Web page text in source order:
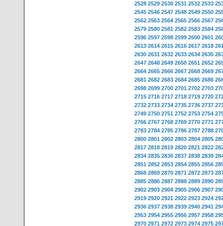
2528 2529 2530 2531 2532 2533
2545 2546 2547 2548 2549 2550
2562 2563 2564 2565 2566 2567
2579 2580 2581 2582 2583 2584
2596 2597 2598 2599 2600 2601
2613 2614 2615 2616 2617 2618
2630 2631 2632 2633 2634 2635
2647 2648 2649 2650 2651 2652
2664 2665 2666 2667 2668 2669
2681 2682 2683 2684 2685 2686
2698 2699 2700 2701 2702 2703
2715 2716 2717 2718 2719 2720
2732 2733 2734 2735 2736 2737
2749 2750 2751 2752 2753 2754
2766 2767 2768 2769 2770 2771
2783 2784 2785 2786 2787 2788
2800 2801 2802 2803 2804 2805
2817 2818 2819 2820 2821 2822
2834 2835 2836 2837 2838 2839
2851 2852 2853 2854 2855 2856
2868 2869 2870 2871 2872 2873
2885 2886 2887 2888 2889 2890
2902 2903 2904 2905 2906 2907
2919 2920 2921 2922 2923 2924
2936 2937 2938 2939 2940 2941
2953 2954 2955 2956 2957 2958
2970 2971 2972 2973 2974 2975